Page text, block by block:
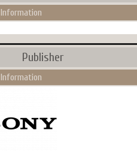
Information
Publisher
Information